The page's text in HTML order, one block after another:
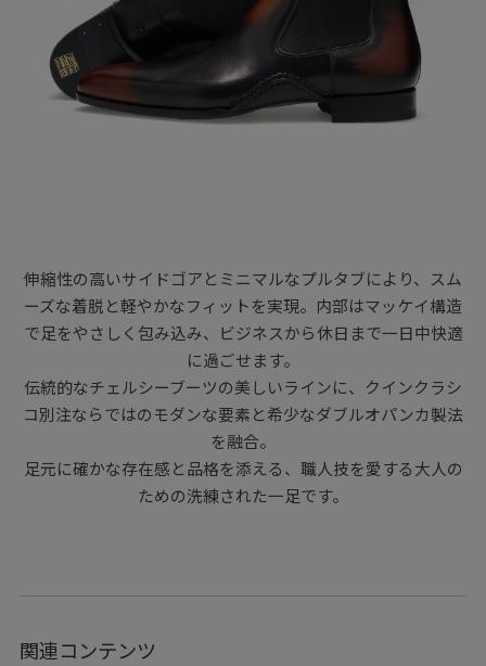
伸縮性の高いサイドゴアとミニマルなプルタブにより、スム
ーズな着脱と軽やかなフィットを実現。内部はマッケイ構造
で足をやさしく包み込み、ビジネスから休日まで一日中快適
に過ごせます。
伝統的なチェルシーブーツの美しいラインに、クインクラシ
コ別注ならではのモダンな要素と希少なダブルオパンカ製法
を融合。
足元に確かな存在感と品格を添える、職人技を愛する大人の
ための洗練された一足です。
関連コンテンツ